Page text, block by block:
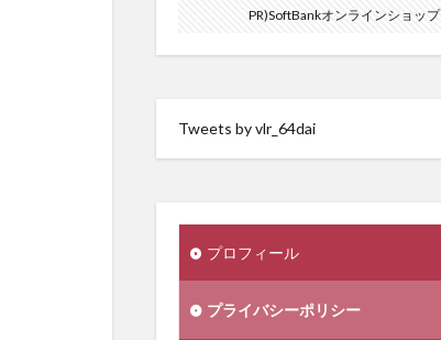
PR)SoftBankオンラインショップ
Tweets by vlr_64dai
プロフィール
プライバシーポリシー